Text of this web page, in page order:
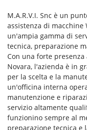
M.A.R.V.I. Snc è un
assistenza di macchine
un'ampia gamma di
tecnica, preparazione
Con una forte
Novara, l'azienda è in
per la scelta e la
un'officina interna
manutenzione e
servizio altamente
funzionino sempre al
preparazione tecnica e